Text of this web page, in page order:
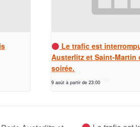
Le trafic est
Austerlitz et Saint-Martin
soirée.
9 août à partir de 23:00